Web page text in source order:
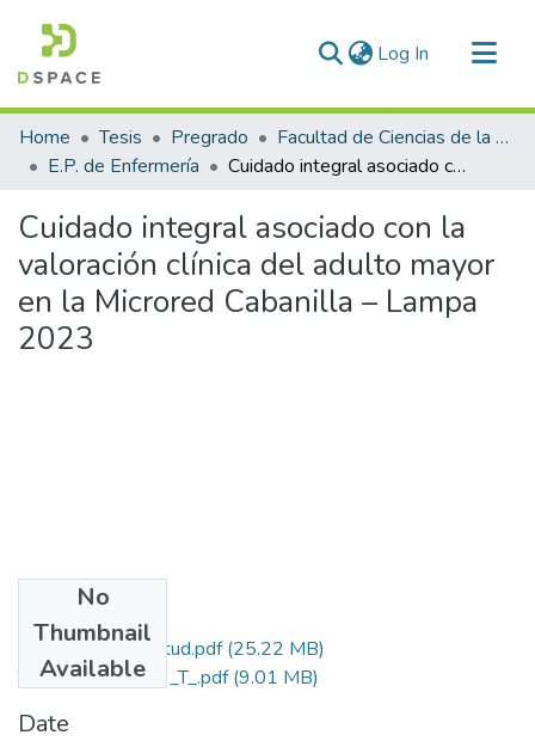
Log In (current)
Communities & Collections
All of DSpace
Home Tesis Pregrado
Facultad de Ciencias de la Salud
E.P. de Enfermería
Cuidado integral asociado con la valoración clínica del adulto mayor en la Microred Cabanilla – Lampa 2023
Cuidado integral asociado con la
valoración clínica del adulto mayor
en la Microred Cabanilla – Lampa
2023
No
Thumbnail
Available
Grado de Similitud.pdf(25.22 MB)
T036_73521933_T_.pdf(9.01 MB)
Date